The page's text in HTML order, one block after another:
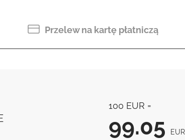
Przelew na kartę płatniczą
100 EUR =
99.05 EUR